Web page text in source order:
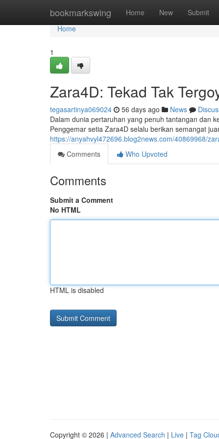
bookmarkswing Home New Submit
Home
Home
1
Zara4D: Tekad Tak
tegasartinya069024 56 days ago News
Dalam dunia pertaruhan yang penuh tantangan dan
Penggemar setia Zara4D selalu berikan semangat
https://anyahvyl472696.blog2news.com/40869968/
Comments
Who Upvoted
Comments
Submit a Comment
No HTML
HTML is disabled
Copyright © 2026 | Advanced Search | Live | Tag